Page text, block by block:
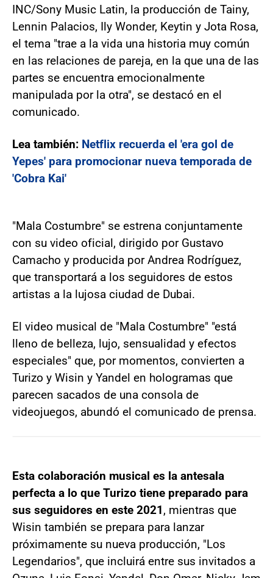
INC/Sony Music Latin, la producción de Tainy,
Lennin Palacios, Ily Wonder, Keytin y Jota Rosa,
el tema "trae a la vida una historia muy común
en las relaciones de pareja, en la que una de las
partes se encuentra emocionalmente
manipulada por la otra", se destacó en el
comunicado.
Lea también: Netflix recuerda el 'era gol de
Yepes' para promocionar nueva temporada de
'Cobra Kai'
"Mala Costumbre" se estrena conjuntamente
con su video oficial, dirigido por Gustavo
Camacho y producida por Andrea Rodríguez,
que transportará a los seguidores de estos
artistas a la lujosa ciudad de Dubai.
El video musical de "Mala Costumbre" "está
lleno de belleza, lujo, sensualidad y efectos
especiales" que, por momentos, convierten a
Turizo y Wisin y Yandel en hologramas que
parecen sacados de una consola de
videojuegos, abundó el comunicado de prensa.
Esta colaboración musical es la antesala
perfecta a lo que Turizo tiene preparado para
sus seguidores en este 2021, mientras que
Wisin también se prepara para lanzar
próximamente su nueva producción, "Los
Legendarios", que incluirá entre sus invitados a